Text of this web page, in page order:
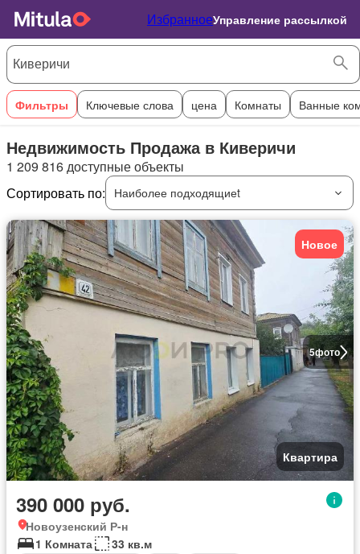
ИзбранноеУправление рассылкой
Фильтры Ключевые слова цена Комнаты Ванные
Недвижимость Продажа в Киверичи
1 209 816 доступные объекты
Сортировать по:
Наиболее подходящиеt
5фото
Новое
Квартира
390 000 руб.
Новоузенский Р-н
1 Комната
33 кв.м